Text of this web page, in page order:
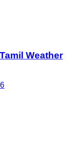
Weather